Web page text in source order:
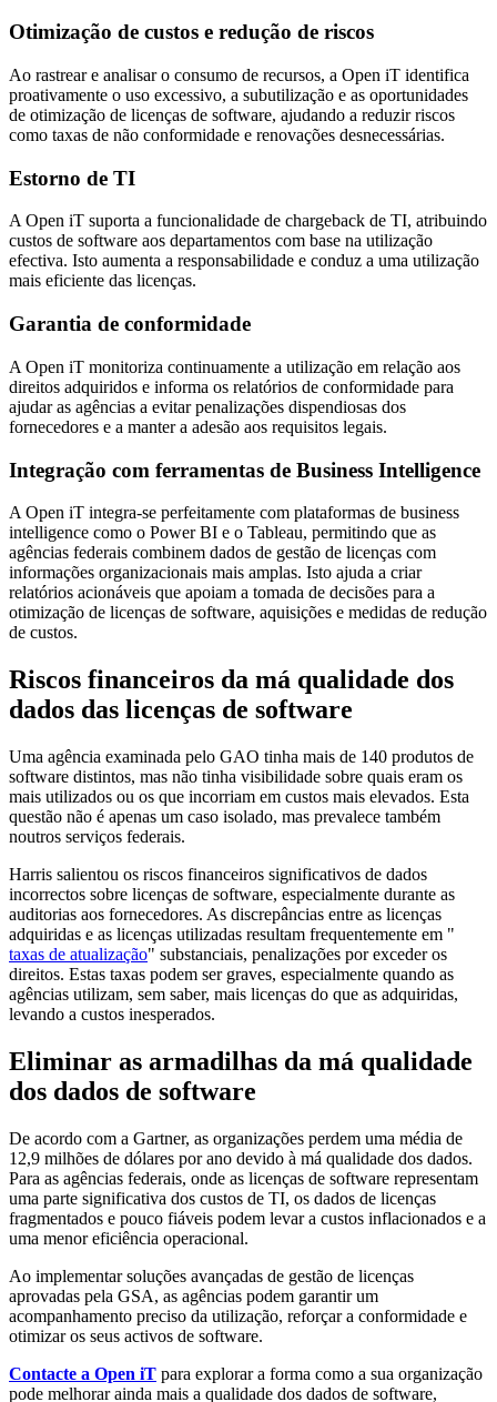
Otimização de custos e redução de riscos
Ao rastrear e analisar o consumo de recursos, a Open iT identifica
proativamente o uso excessivo, a subutilização e as oportunidades
de otimização de licenças de software, ajudando a reduzir riscos
como taxas de não conformidade e renovações desnecessárias.
Estorno de TI
A Open iT suporta a funcionalidade de chargeback de TI, atribuindo
custos de software aos departamentos com base na utilização
efectiva. Isto aumenta a responsabilidade e conduz a uma utilização
mais eficiente das licenças.
Garantia de conformidade
A Open iT monitoriza continuamente a utilização em relação aos
direitos adquiridos e informa os relatórios de conformidade para
ajudar as agências a evitar penalizações dispendiosas dos
fornecedores e a manter a adesão aos requisitos legais.
Integração com ferramentas de Business Intelligence
A Open iT integra-se perfeitamente com plataformas de business
intelligence como o Power BI e o Tableau, permitindo que as
agências federais combinem dados de gestão de licenças com
informações organizacionais mais amplas. Isto ajuda a criar
relatórios acionáveis que apoiam a tomada de decisões para a
otimização de licenças de software, aquisições e medidas de redução
de custos.
Riscos financeiros da má qualidade dos
dados das licenças de software
Uma agência examinada pelo GAO tinha mais de 140 produtos de
software distintos, mas não tinha visibilidade sobre quais eram os
mais utilizados ou os que incorriam em custos mais elevados. Esta
questão não é apenas um caso isolado, mas prevalece também
noutros serviços federais.
Harris salientou os riscos financeiros significativos de dados
incorrectos sobre licenças de software, especialmente durante as
auditorias aos fornecedores. As discrepâncias entre as licenças
adquiridas e as licenças utilizadas resultam frequentemente em "
taxas de atualização" substanciais, penalizações por exceder os
direitos. Estas taxas podem ser graves, especialmente quando as
agências utilizam, sem saber, mais licenças do que as adquiridas,
levando a custos inesperados.
Eliminar as armadilhas da má qualidade
dos dados de software
De acordo com a Gartner, as organizações perdem uma média de
12,9 milhões de dólares por ano devido à má qualidade dos dados.
Para as agências federais, onde as licenças de software representam
uma parte significativa dos custos de TI, os dados de licenças
fragmentados e pouco fiáveis podem levar a custos inflacionados e a
uma menor eficiência operacional.
Ao implementar soluções avançadas de gestão de licenças
aprovadas pela GSA, as agências podem garantir um
acompanhamento preciso da utilização, reforçar a conformidade e
otimizar os seus activos de software.
Contacte a Open iT para explorar a forma como a sua organização
pode melhorar ainda mais a qualidade dos dados de software,